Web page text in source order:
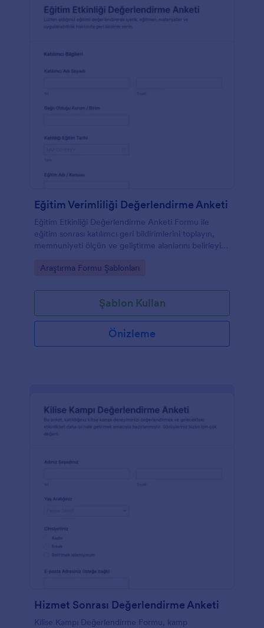
Eğitim Verimliliği Değerlendirme Anketi
Eğitim Etkinliği Değerlendirme Anketi Formu ile
eğitim sonrası katılımcı geri bildirimlerini toplayın,
memnuniyeti ölçün ve geliştirme alanlarını belirleyin,
Go to Category:
Araştırma Formu Şablonları
Şablon Kullan
Önizleme
Hizmet Sonrası Değerlendirme Anketi
Kilise Kampı Değerlendirme Formu, kamp